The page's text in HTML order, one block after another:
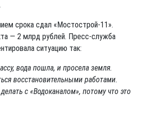
срока сдал «Мостострой-11».
— 2 млрд рублей. Пресс-служба
ситуацию так:
вода пошла, и просела земля.
восстановительными работами.
с «Водоканалом», потому что это